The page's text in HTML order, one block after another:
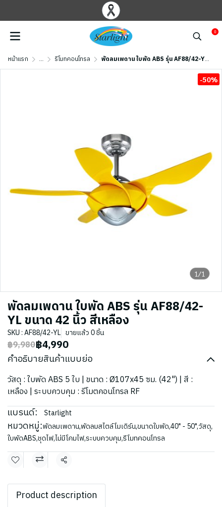
0
หน้าแรก ... รีโมทคอนโทรล พัดลมเพดาน ใบพัด ABS รุ่น AF88/42-YL ขนาด 42 นิ้ว สีเหลือง
1/1
-50%
พัดลมเพดาน ใบพัด ABS รุ่น AF88/42-
YL ขนาด 42 นิ้ว สีเหลือง
SKU : AF88/42-YL ขายแล้ว 0 ชิ้น
฿9,980฿4,990
คำอธิบายสินค้าแบบย่อ
วัสดุ : ใบพัด ABS 5 ใบ | ขนาด : Ø107x45 ซม. (42") | สี :
เหลือง | ระบบควบคุม : รีโมตคอนโทรล RF
แบรนด์: Starlight
หมวดหมู่:พัดลมเพดาน,พัดลมสไตล์โมเดิร์น,ขนาดใบพัด,40" - 50",วัสดุ,
ใบพัดABS,ชุดไฟ,ไม่มีโคมไฟ,ระบบควบคุม,รีโมทคอนโทรล
แชร์
Product description